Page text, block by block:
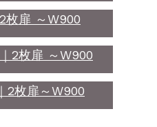
枚扉 ～W900
2枚扉 ～W900
2枚扉～W900